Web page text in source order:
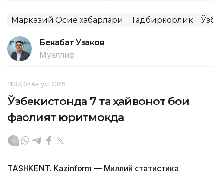
Марказий Осиё хабарлари Тадбиркорлик
Бекабат Узаков
Муаллиф
11:37, 02 Август 2026
Ўзбекистонда 7 та ҳайвонот боғи
фаолият юритмоқда
TASHKENT. Kazinform — Миллий статистика